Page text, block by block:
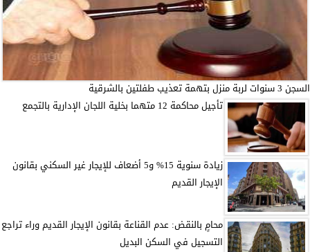
السجن 3 سنوات لربة منزل بتهمة تعذيب طفلتين بالشرقية
تأجيل محاكمة 12 متهما بخلية اللجان الإدارية بالتجمع
زيادة سنوية 15% و5 أضعاف للإيجار غير السكني بقانون
الإيجار القديم
محامٍ بالنقض: عدم القناعة بقانون الإيجار القديم وراء تراجع
التسجيل في السكن البديل